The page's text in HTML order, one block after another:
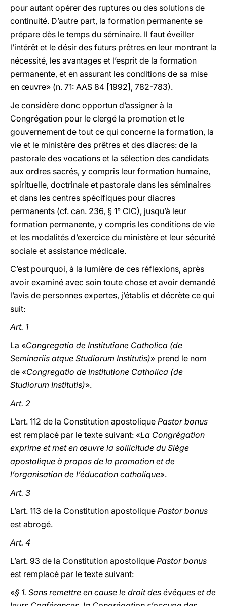
pour autant opérer des ruptures ou des solutions de
continuité. D’autre part, la formation permanente se
prépare dès le temps du séminaire. Il faut éveiller
l’intérêt et le désir des futurs prêtres en leur montrant la
nécessité, les avantages et l’esprit de la formation
permanente, et en assurant les conditions de sa mise
en œuvre» (n. 71: AAS 84 [1992], 782-783).
Je considère donc opportun d’assigner à la
Congrégation pour le clergé la promotion et le
gouvernement de tout ce qui concerne la formation, la
vie et le ministère des prêtres et des diacres: de la
pastorale des vocations et la sélection des candidats
aux ordres sacrés, y compris leur formation humaine,
spirituelle, doctrinale et pastorale dans les séminaires
et dans les centres spécifiques pour diacres
permanents (cf. can. 236, § 1° CIC), jusqu’à leur
formation permanente, y compris les conditions de vie
et les modalités d’exercice du ministère et leur sécurité
sociale et assistance médicale.
C’est pourquoi, à la lumière de ces réflexions, après
avoir examiné avec soin toute chose et avoir demandé
l’avis de personnes expertes, j’établis et décrète ce qui
suit:
Art. 1
La «Congregatio de Institutione Catholica (de
Seminariis atque Studiorum Institutis)» prend le nom
de «Congregatio de Institutione Catholica (de
Studiorum Institutis)».
Art. 2
L’art. 112 de la Constitution apostolique Pastor bonus
est remplacé par le texte suivant: «La Congrégation
exprime et met en œuvre la sollicitude du Siège
apostolique à propos de la promotion et de
l’organisation de l’éducation catholique».
Art. 3
L’art. 113 de la Constitution apostolique Pastor bonus
est abrogé.
Art. 4
L’art. 93 de la Constitution apostolique Pastor bonus
est remplacé par le texte suivant:
«§ 1. Sans remettre en cause le droit des évêques et de